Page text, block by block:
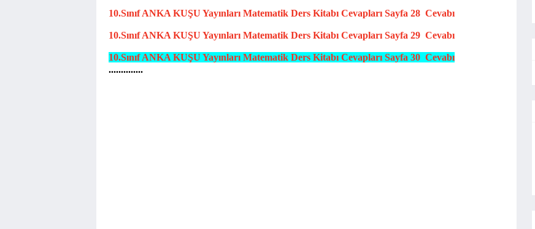
10.SınıfANKA KUŞU Yayınları Matematik Ders Kitabı Cevapları Sayfa 28 Cevabı
10.SınıfANKA KUŞU Yayınları Matematik Ders Kitabı Cevapları Sayfa 29 Cevabı
10.SınıfANKA KUŞU Yayınları Matematik Ders Kitabı Cevapları Sayfa 30 Cevabı
..............